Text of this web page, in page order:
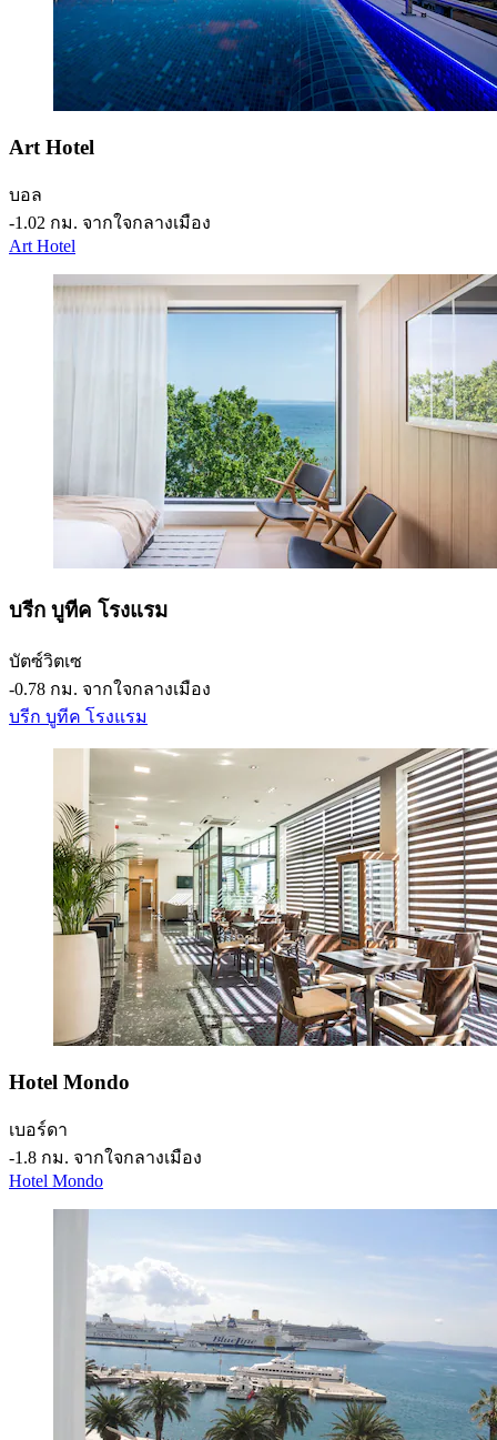
Art Hotel
บอล
‐1.02 กม. จากใจกลางเมือง
Art Hotel
บรีก บูทีค โรงแรม
บัตซ์วิตเซ
‐0.78 กม. จากใจกลางเมือง
บรีก บูทีค โรงแรม
Hotel Mondo
เบอร์ดา
‐1.8 กม. จากใจกลางเมือง
Hotel Mondo